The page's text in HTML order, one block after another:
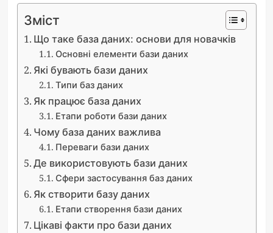
Зміст
Що таке база даних: основи для новачків
Основні елементи бази даних
Які бувають бази даних
Типи баз даних
Як працює база даних
Етапи роботи бази даних
Чому база даних важлива
Переваги бази даних
Де використовують бази даних
Сфери застосування баз даних
Як створити базу даних
Етапи створення бази даних
Цікаві факти про бази даних